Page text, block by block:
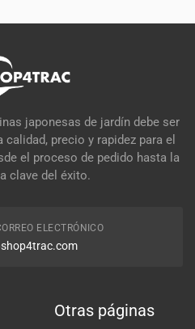
japonesas de jardín debe ser
precio y rapidez para el
el proceso de pedido hasta la
clave del éxito.
ELECTRÓNICO
Otras páginas